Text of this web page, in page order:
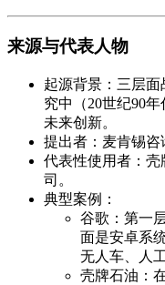
来源与代表人物
起源背景 ：三层
究中（20世纪90
未来创新。
提出者 ：麦肯锡
代表性使用者 ：
司。
典型案例 ：
谷歌 ：第一
面是安卓系
无人车、人
壳牌石油 ：